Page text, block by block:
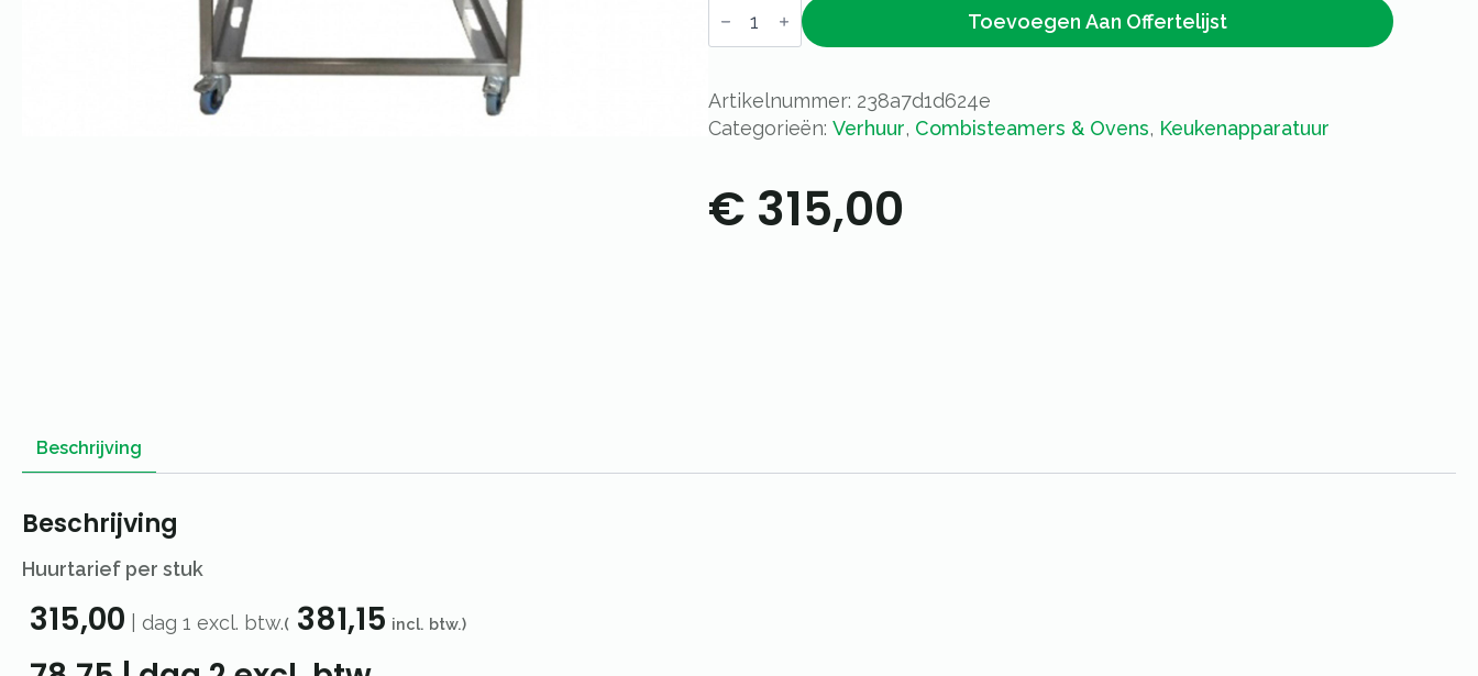
12xGN
-
aantal
Toevoegen Aan Offertelijst
Artikelnummer: 238a7d1d624e
Categorieën: Verhuur, Combisteamers & Ovens, Keukenapparatuur
€ 315,00
Beschrijving
Beschrijving
Huurtarief per stuk
315,00 dag 1 excl. btw.( 381,15 incl. btw.)